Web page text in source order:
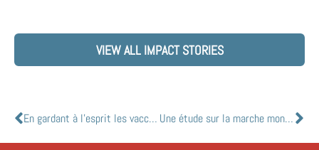
VIEW ALL IMPACT STORIES
En gardant à l’esprit les vaccins, l’Université de Toronto rassemble des experts pour combler les lacunes de la bioproduction au Canada Une étude sur la marche montre que les adultes plus âgés trouvent des moyens d’être actifs dans les verrouillages COVID